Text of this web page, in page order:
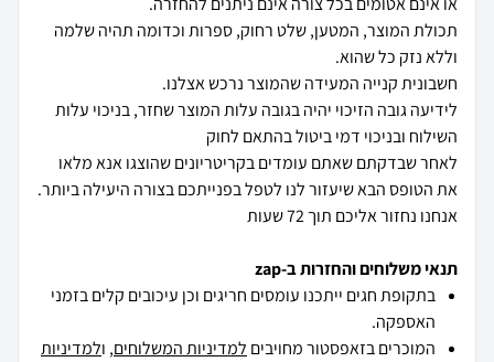
תכולת המוצר, המטען, שלט רחוק, ספרות וכדומה תהיה שלמה
לידיעה גובה הזיכוי יהיה בגובה עלות המוצר שחזר, בניכוי עלות
לאחר שבדקתם שאתם עומדים בקריטריונים שהוצגו אנא מלאו
אנחנו נחזור אליכם תוך 72 שעות
תנאי משלוחים והחזרות ב-zap
בתקופת חגים ייתכנו עומסים חריגים וכן עיכובים קלים בזמני
האספקה.
המוכרים בזאפסטור מחויבים למדיניות המשלוחים, ולמדיניות